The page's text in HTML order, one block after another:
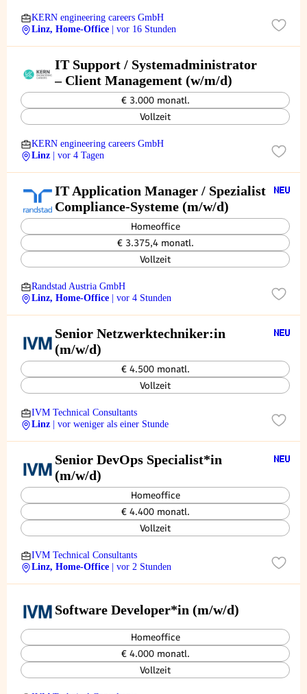
KERN engineering careers GmbH
Linz, Home-Office
| vor 16 Stunden
IT Support / Systemadministrator
– Client Management (w/m/d)
€ 3.000 monatl.
Vollzeit
KERN engineering careers GmbH
Linz
| vor 4 Tagen
IT Application Manager / Spezialist
Compliance-Systeme (m/w/d)
Homeoffice
€ 3.375,4 monatl.
Vollzeit
Randstad Austria GmbH
Linz, Home-Office
| vor 4 Stunden
Senior Netzwerktechniker:in
(m/w/d)
€ 4.500 monatl.
Vollzeit
IVM Technical Consultants
Linz
| vor weniger als einer Stunde
Senior DevOps Specialist*in
(m/w/d)
Homeoffice
€ 4.400 monatl.
Vollzeit
IVM Technical Consultants
Linz, Home-Office
| vor 2 Stunden
Software Developer*in (m/w/d)
Homeoffice
€ 4.000 monatl.
Vollzeit